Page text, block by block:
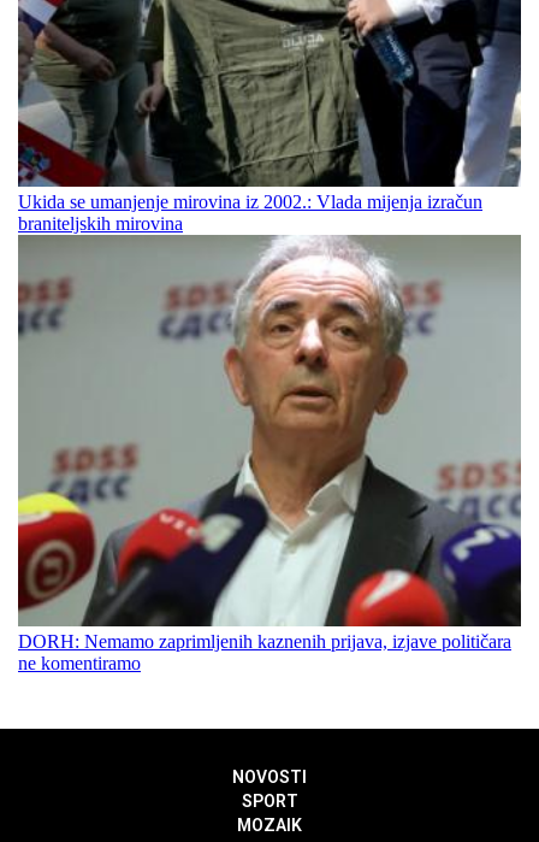
Ukida se umanjenje mirovina iz 2002.: Vlada mijenja izračun
braniteljskih mirovina
DORH: Nemamo zaprimljenih kaznenih prijava, izjave političara
ne komentiramo
NOVOSTI
SPORT
MOZAIK